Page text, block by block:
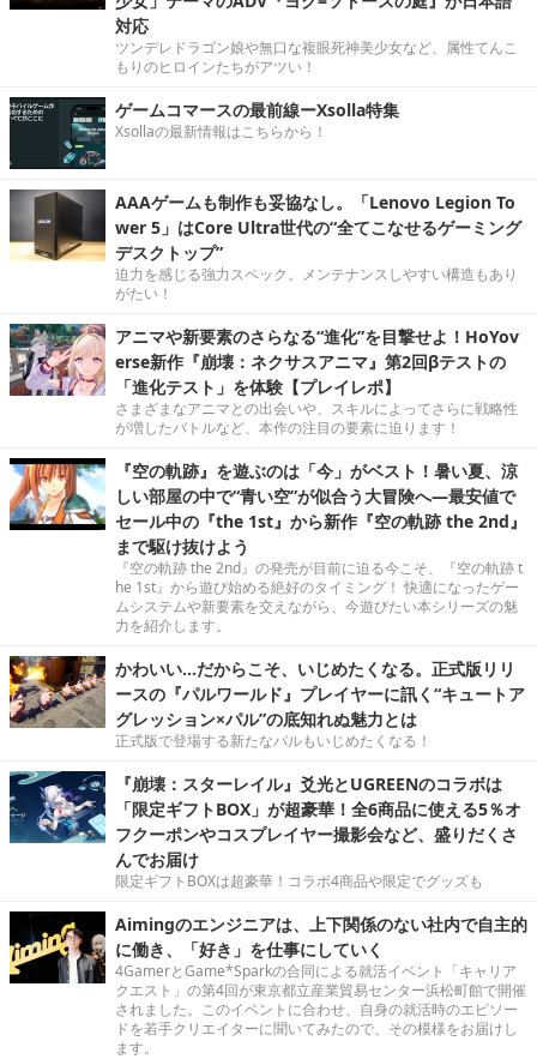
対応
ツンデレドラゴン娘や無口な複眼死神美少女など、属性てんこ
もりのヒロインたちがアツい！
ゲームコマースの最前線ーXsolla特集
Xsollaの最新情報はこちらから！
AAAゲームも制作も妥協なし。「Lenovo Legion To
wer 5」はCore Ultra世代の“全てこなせるゲーミング
デスクトップ”
迫力を感じる強力スペック。メンテナンスしやすい構造もあり
がたい！
アニマや新要素のさらなる“進化”を目撃せよ！HoYov
erse新作『崩壊：ネクサスアニマ』第2回βテストの
「進化テスト」を体験【プレイレポ】
さまざまなアニマとの出会いや、スキルによってさらに戦略性
が増したバトルなど、本作の注目の要素に迫ります！
『空の軌跡』を遊ぶのは「今」がベスト！暑い夏、涼
しい部屋の中で“青い空”が似合う大冒険へ―最安値で
セール中の『the 1st』から新作『空の軌跡 the 2nd』
まで駆け抜けよう
『空の軌跡 the 2nd』の発売が目前に迫る今こそ、『空の軌跡 t
he 1st』から遊び始める絶好のタイミング！ 快適になったゲー
ムシステムや新要素を交えながら、今遊びたい本シリーズの魅
力を紹介します。
かわいい…だからこそ、いじめたくなる。正式版リリ
ースの『パルワールド』プレイヤーに訊く“キュートア
グレッション×パル”の底知れぬ魅力とは
正式版で登場する新たなパルもいじめたくなる！
『崩壊：スターレイル』爻光とUGREENのコラボは
「限定ギフトBOX」が超豪華！全6商品に使える5％オ
フクーポンやコスプレイヤー撮影会など、盛りだくさ
んでお届け
限定ギフトBOXは超豪華！コラボ4商品や限定でグッズも
Aimingのエンジニアは、上下関係のない社内で自主的
に働き、「好き」を仕事にしていく
4GamerとGame*Sparkの合同による就活イベント「キャリア
クエスト」の第4回が東京都立産業貿易センター浜松町館で開催
されました。このイベントに合わせ、自身の就活時のエピソー
ドを若手クリエイターに聞いてみたので、その模様をお届けし
ます。